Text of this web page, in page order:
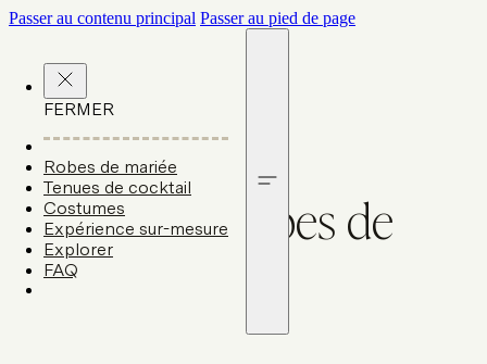
Passer au contenu principal Passer au pied de page
FERMER
Robes de mariée
Tenues de cocktail
Costumes
Expérience sur-mesure
Explorer
FAQ
Toutesles besde